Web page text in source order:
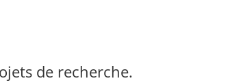
de recherche.